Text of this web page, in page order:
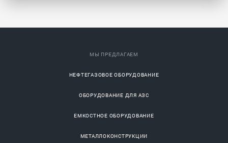
МЫ ПРЕДЛАГАЕМ
НЕФТЕГАЗОВОЕ ОБОРУДОВАНИЕ
ОБОРУДОВАНИЕ ДЛЯ АЗС
ЕМКОСТНОЕ ОБОРУДОВАНИЕ
МЕТАЛЛОКОНСТРУКЦИИ